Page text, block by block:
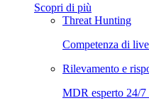
Scopri di più
Threat Hunting
Competenza di
Rilevamento e
MDR esperto 24/7